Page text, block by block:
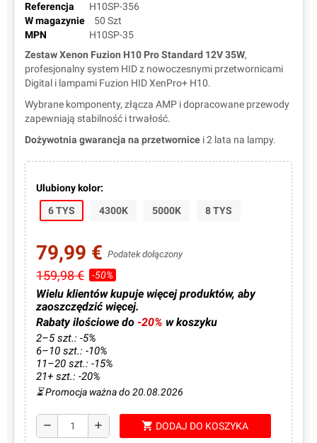
Referencja
H10SP-356
W magazynie
50 Szt
MPN
H10SP-35
Zestaw Xenon Fuzion H10 Pro Standard 12V 35W,
profesjonalny system HID z nowoczesnymi przetwornicami
Digital i lampami Fuzion HID XenPro+ H10.
Wybrane komponenty, złącza AMP i dopracowane przewody
zapewniają stabilność i trwałość.
Dożywotnia gwarancja na przetwornice i 2 lata na lampy.
Ulubiony kolor:
6 TYS
4300K 5000K 8 TYS
79,99 €Podatek dołączony
159,98 € -50%
Wielu klientów kupuje więcej produktów, aby
zaoszczędzić więcej.
Rabaty ilościowe do-20% w koszyku
2–5 szt.: -5%
6–10 szt.: -10%
11–20 szt.: -15%
21+ szt.: -20%
⏳ Promocja ważna do 20.08.2026
remove add shopping_cart DODAJ DO KOSZYKA